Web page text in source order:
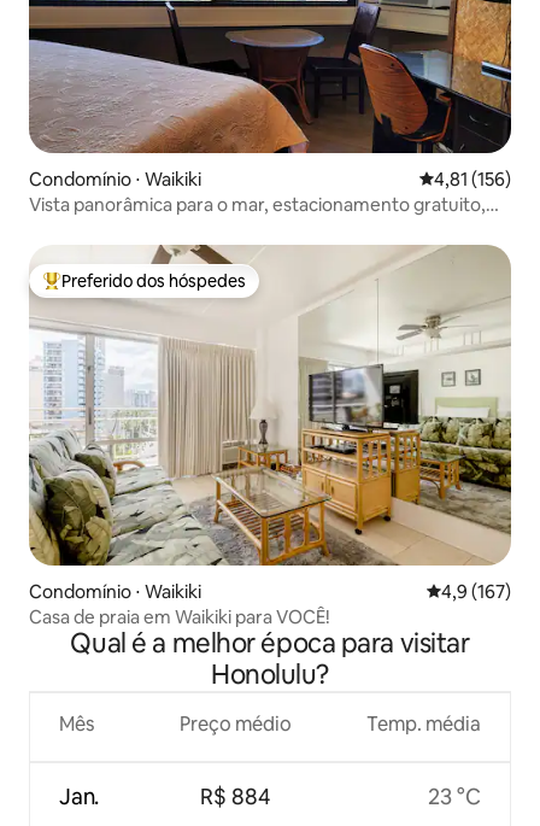
Condomínio ⋅ Waikiki 4,81 de uma
4,81 (156)
Vista panorâmica para o mar, estacionamento gratuito,
Entre os melhores preferidos dos hóspedes
Preferido dos hóspedes
Condomínio ⋅ Waikiki 4,9 de uma
4,9 (167)
Casa de praia em Waikiki para VOCÊ!
Qual é a melhor época para visitar
Honolulu?
Mês
Jan.
Preço médio
R$ 884
Temp. média
23 °C